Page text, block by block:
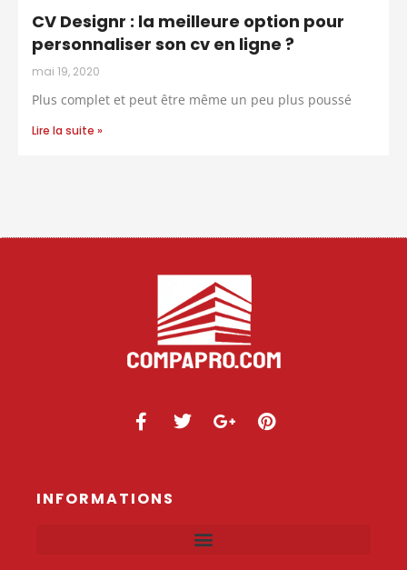
CV Designr : la meilleure option pour
personnaliser son cv en ligne ?
mai 19, 2020
Plus complet et peut être même un peu plus poussé
Lire la suite »
INFORMATIONS